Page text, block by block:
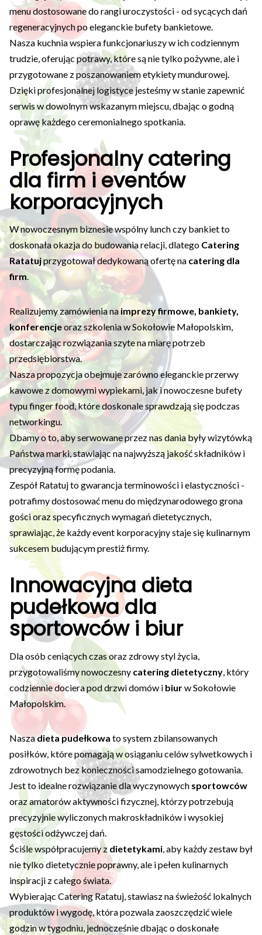
menu dostosowane do rangi uroczystości - od sycących dań
regeneracyjnych po eleganckie bufety bankietowe.
Nasza kuchnia wspiera funkcjonariuszy w ich codziennym
trudzie, oferując potrawy, które są nie tylko pożywne, ale i
przygotowane z poszanowaniem etykiety mundurowej.
Dzięki profesjonalnej logistyce jesteśmy w stanie zapewnić
serwis w dowolnym wskazanym miejscu, dbając o godną
oprawę każdego ceremonialnego spotkania.
Profesjonalny catering
dla firm i eventów
korporacyjnych
W nowoczesnym biznesie wspólny lunch czy bankiet to
doskonała okazja do budowania relacji, dlatego Catering
Ratatujprzygotował dedykowaną ofertę na catering dla
firm.
Realizujemy zamówienia naimprezy firmowe, bankiety,
konferencjeoraz szkolenia w Sokołowie Małopolskim,
dostarczając rozwiązania szyte na miarę potrzeb
przedsiębiorstwa.
Nasza propozycja obejmuje zarówno eleganckie przerwy
kawowe z domowymi wypiekami, jak i nowoczesne bufety
typu finger food, które doskonale sprawdzają się podczas
networkingu.
Dbamy o to, aby serwowane przez nas dania były wizytówką
Państwa marki, stawiając na najwyższą jakość składników i
precyzyjną formę podania.
Zespół Ratatuj to gwarancja terminowości i elastyczności -
potrafimy dostosować menu do międzynarodowego grona
gości oraz specyficznych wymagań dietetycznych,
sprawiając, że każdy event korporacyjny staje się kulinarnym
sukcesem budującym prestiż firmy.
Innowacyjna dieta
pudełkowa dla
sportowców i biur
Dla osób ceniących czas oraz zdrowy styl życia,
przygotowaliśmy nowoczesny catering dietetyczny , który
codziennie dociera pod drzwi domów i biurw Sokołowie
Małopolskim.
Naszadieta pudełkowa to system zbilansowanych
posiłków, które pomagają w osiąganiu celów sylwetkowych i
zdrowotnych bez konieczności samodzielnego gotowania.
Jest to idealne rozwiązanie dla wyczynowych sportowców
oraz amatorów aktywności fizycznej, którzy potrzebują
precyzyjnie wyliczonych makroskładników i wysokiej
gęstości odżywczej dań.
Ściśle współpracujemy z dietetykami , aby każdy zestaw był
nie tylko dietetycznie poprawny, ale i pełen kulinarnych
inspiracji z całego świata.
Wybierając Catering Ratatuj, stawiasz na świeżość lokalnych
produktów i wygodę, która pozwala zaoszczędzić wiele
godzin w tygodniu, jednocześnie dbając o doskonałe